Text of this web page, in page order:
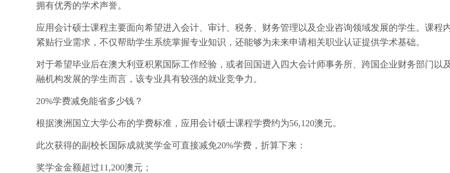
拥有优秀的学术声誉。
应用会计硕士课程主要面向希望进入会计、审计、税务、财务管理以及企业咨询领域发展的学生。课程
紧贴行业需求，不仅帮助学生系统掌握专业知识，还能够为未来申请相关职业认证提供学术基础。
对于希望毕业后在澳大利亚积累国际工作经验，或者回国进入四大会计师事务所、跨国企业财务部门以
融机构发展的学生而言，该专业具有较强的就业竞争力。
20%学费减免能省多少钱？
根据澳洲国立大学公布的学费标准，应用会计硕士课程学费约为56,120澳元。
此次获得的副校长国际成就奖学金可直接减免20%学费，折算下来：
奖学金金额超过11,200澳元；